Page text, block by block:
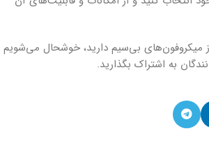
از میکروفون‌های بی‌سیم دارید، خوشحال می‌شویم
به اشتراک بگذارید.